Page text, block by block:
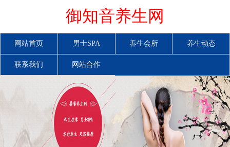
御知音养生网
网站首页 男士SPA 养生会所 养生动态
联系我们 网站合作